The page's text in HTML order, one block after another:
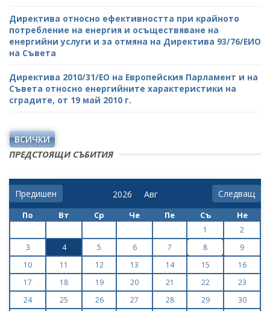
Директива относно ефективността при крайното
потребление на енергия и осъществяване на
енергийни услуги и за отмяна на Директива 93/76/ЕИО
на Съвета
Директива 2010/31/ЕО на Европейския Парламент и на
Съвета относно енергийните характеристики на
сградите, от 19 май 2010 г.
ВСИЧКИ
ПРЕДСТОЯЩИ СЪБИТИЯ
Предишен Следващ
По Вт Ср Че Пе Съ Не
1
2
3
4 5 6 7 8
9
10
11 12 13 14 15
16
17
18 19 20 21 22
23
24
25 26 27 28 29
30